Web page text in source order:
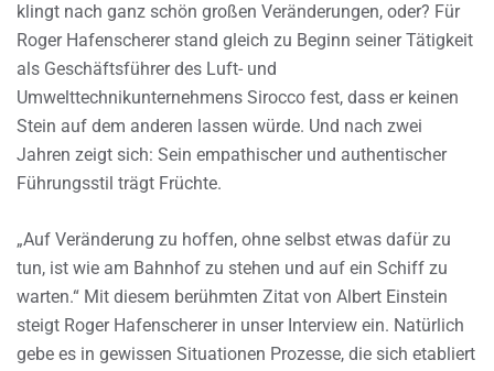
klingt nach ganz schön großen Veränderungen, oder? Für
Roger Hafenscherer stand gleich zu Beginn seiner Tätigkeit
als Geschäftsführer des Luft- und
Umwelttechnikunternehmens Sirocco fest, dass er keinen
Stein auf dem anderen lassen würde. Und nach zwei
Jahren zeigt sich: Sein empathischer und authentischer
Führungsstil trägt Früchte.
„Auf Veränderung zu hoffen, ohne selbst etwas dafür zu
tun, ist wie am Bahnhof zu stehen und auf ein Schiff zu
warten.“ Mit diesem berühmten Zitat von Albert Einstein
steigt Roger Hafenscherer in unser Interview ein. Natürlich
gebe es in gewissen Situationen Prozesse, die sich etabliert